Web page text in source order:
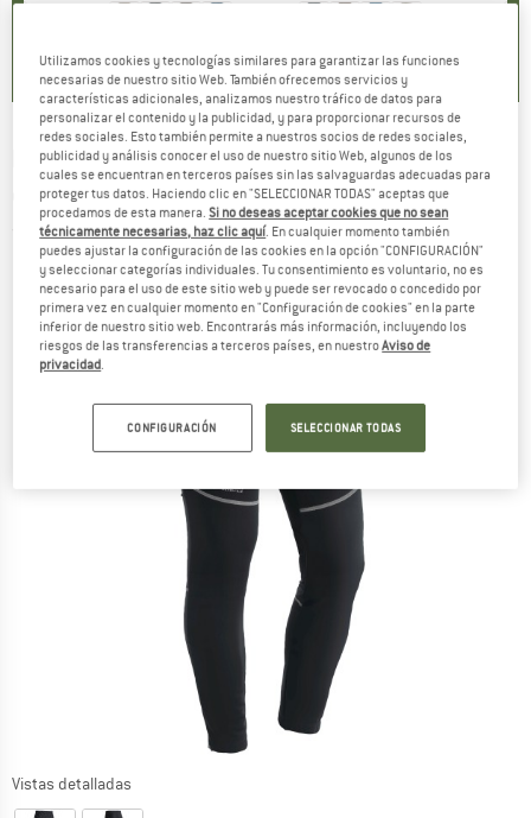
MAIER SPORTS -Telfstight 2.0 - Pantalones
de esquí de fondo
(0)
Vistas detalladas
Utilizamos cookies y tecnologías similares para garantizar las funciones
necesarias de nuestro sitio Web. También ofrecemos servicios y
características adicionales, analizamos nuestro tráfico de datos para
personalizar el contenido y la publicidad, y para proporcionar recursos de
redes sociales. Esto también permite a nuestros socios de redes sociales,
publicidad y análisis conocer el uso de nuestro sitio Web, algunos de los
cuales se encuentran en terceros países sin las salvaguardas adecuadas para
proteger tus datos. Haciendo clic en "SELECCIONAR TODAS" aceptas que
procedamos de esta manera.Si no deseas aceptar cookies que no sean
técnicamente necesarias, haz clic aquí. En cualquier momento también
puedes ajustar la configuración de las cookies en la opción "CONFIGURACIÓN"
y seleccionar categorías individuales. Tu consentimiento es voluntario, no es
necesario para el uso de este sitio web y puede ser revocado o concedido por
primera vez en cualquier momento en "Configuración de cookies" en la parte
inferior de nuestro sitio web. Encontrarás más información, incluyendo los
riesgos de las transferencias a terceros países, en nuestroAviso de
privacidad.
CONFIGURACIÓN SELECCIONAR TODAS